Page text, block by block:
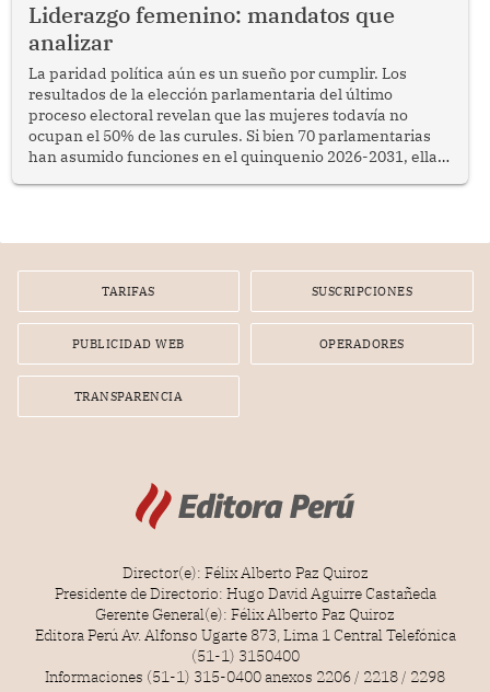
Liderazgo femenino: mandatos que
analizar
La paridad política aún es un sueño por cumplir. Los
resultados de la elección parlamentaria del último
proceso electoral revelan que las mujeres todavía no
ocupan el 50% de las curules. Si bien 70 parlamentarias
han asumido funciones en el quinquenio 2026-2031, ellas
TARIFAS SUSCRIPCIONES
PUBLICIDAD WEB OPERADORES
TRANSPARENCIA
Director(e): Félix Alberto Paz Quiroz
Presidente de Directorio: Hugo David Aguirre Castañeda
Gerente General(e): Félix Alberto Paz Quiroz
Editora Perú Av. Alfonso Ugarte 873, Lima 1 Central Telefónica
(51-1) 3150400
Informaciones (51-1) 315-0400 anexos 2206 / 2218 / 2298